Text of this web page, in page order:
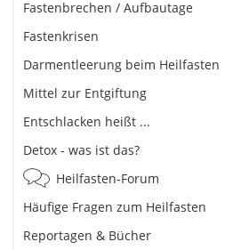
Fastenbrechen / Aufbautage
Fastenkrisen
Darmentleerung beim Heilfasten
Mittel zur Entgiftung
Entschlacken heißt ...
Detox - was ist das?
Heilfasten-Forum
Häufige Fragen zum Heilfasten
Reportagen & Bücher